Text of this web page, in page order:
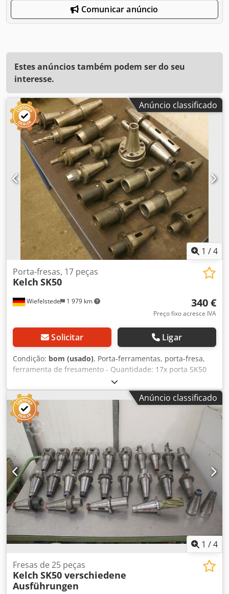
Comunicar anúncio
Estes anúncios também podem ser do seu
interesse.
Anúncio classificado
1 /4
Wiefelstede 1 979 km
Porta-fresas, 17 peças
Kelch SK50
340 €
Preço fixo acresce IVA
Solicitar Ligar
Condição: bom (usado), Porta-ferramentas, porta-fresa,
ferramenta de fresamento - Quantidade: 17x porta SK50
Dksdpfx Aeb A N I Tsahor - Porta: MK - Mandril: mandril de
aperto plano, buchas de redução, cabeça de fresagem,
fresa cilíndrica frontal - Venda: somente completo - Peso:
68 kg
Anúncio classificado
1 /4
Fresas de 25 peças
Kelch SK50 verschiedene
Ausführungen